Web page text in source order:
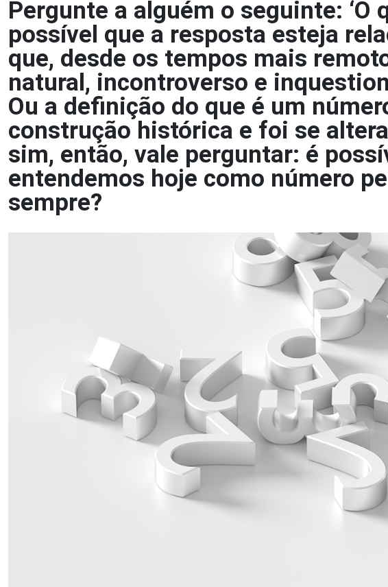
Pergunte a alguém o seguinte: ‘O
possível que a resposta esteja
que, desde os tempos mais
natural, incontroverso e
Ou a definição do que é um
construção histórica e foi se
sim, então, vale perguntar: é
entendemos hoje como número
sempre?